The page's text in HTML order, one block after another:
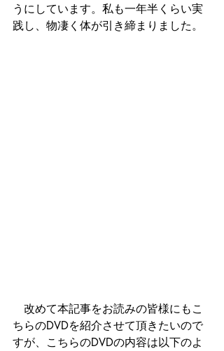
うにしています。私も一年半くらい実
践し、物凄く体が引き締まりました。
改めて本記事をお読みの皆様にもこ
ちらのDVDを紹介させて頂きたいので
すが、こちらのDVDの内容は以下のよ